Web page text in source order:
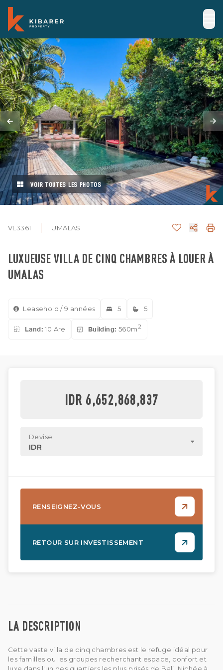
VOIR TOUTES LES PHOTOS
VL3361 UMALAS
LUXUEUSE VILLA DE CINQ CHAMBRES À LOUER À
UMALAS
Leasehold / 9 années 5 5
Land: 10 Are Building: 560m2
LA DESCRIPTION
Cette vaste villa de cinq chambres est le refuge idéal pour
les familles ou les groupes recherchant espace, confort et
IDR 6,652,868,837
Devise
IDR
RENSEIGNEZ-VOUS
RETOUR SUR INVESTISSEMENT